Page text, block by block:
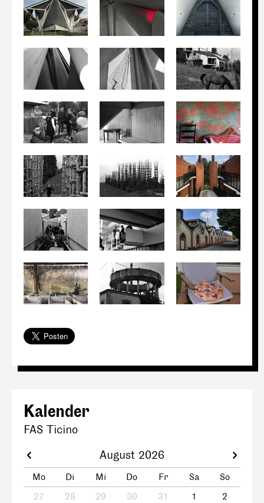
Kalender
FAS Ticino
August 2026
Mo Di Mi Do Fr Sa
So
27
28 29 30 31 1
2